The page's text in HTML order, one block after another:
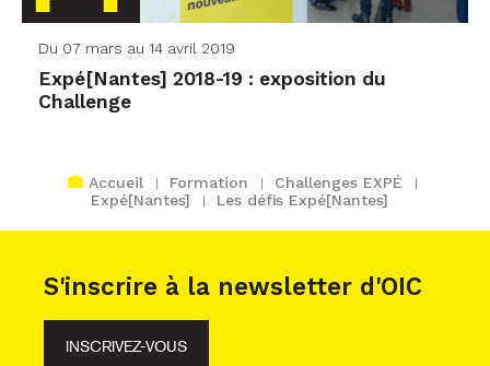
Du 07 mars au 14 avril 2019
Expé[Nantes] 2018-19 : exposition du
Challenge
Accueil Formation
Challenges EXPÉ
Expé[Nantes]
Les défis Expé[Nantes]
S'inscrire à la newsletter d'OIC
INSCRIVEZ-VOUS